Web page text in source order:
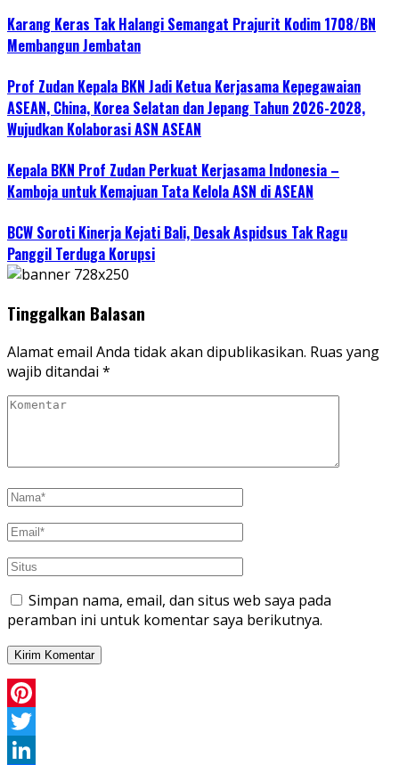
Karang Keras Tak Halangi Semangat Prajurit Kodim 1708/BN
Membangun Jembatan
Prof Zudan Kepala BKN Jadi Ketua Kerjasama Kepegawaian
ASEAN, China, Korea Selatan dan Jepang Tahun 2026-2028,
Wujudkan Kolaborasi ASN ASEAN
Kepala BKN Prof Zudan Perkuat Kerjasama Indonesia –
Kamboja untuk Kemajuan Tata Kelola ASN di ASEAN
BCW Soroti Kinerja Kejati Bali, Desak Aspidsus Tak Ragu
Panggil Terduga Korupsi
Tinggalkan Balasan
Alamat email Anda tidak akan dipublikasikan. Ruas yang
wajib ditandai *
Simpan nama, email, dan situs web saya pada
peramban ini untuk komentar saya berikutnya.
Pinterest
Twitter